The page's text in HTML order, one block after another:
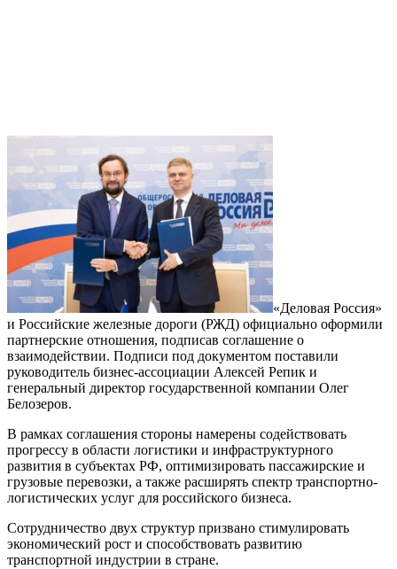
«Деловая Россия»
и Российские железные дороги (РЖД) официально оформили
партнерские отношения, подписав соглашение о
взаимодействии. Подписи под документом поставили
руководитель бизнес-ассоциации Алексей Репик и
генеральный директор государственной компании Олег
Белозеров.
В рамках соглашения стороны намерены содействовать
прогрессу в области логистики и инфраструктурного
развития в субъектах РФ, оптимизировать пассажирские и
грузовые перевозки, а также расширять спектр транспортно-
логистических услуг для российского бизнеса.
Сотрудничество двух структур призвано стимулировать
экономический рост и способствовать развитию
транспортной индустрии в стране.